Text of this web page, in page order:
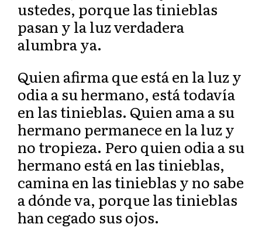
ustedes, porque las tinieblas
pasan y la luz verdadera
alumbra ya.
Quien afirma que está en la luz y
odia a su hermano, está todavía
en las tinieblas. Quien ama a su
hermano permanece en la luz y
no tropieza. Pero quien odia a su
hermano está en las tinieblas,
camina en las tinieblas y no sabe
a dónde va, porque las tinieblas
han cegado sus ojos.